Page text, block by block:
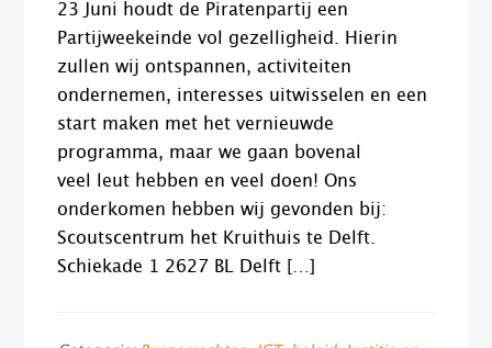
23 Juni houdt de Piratenpartij een
Partijweekeinde vol gezelligheid. Hierin
zullen wij ontspannen, activiteiten
ondernemen, interesses uitwisselen en een
start maken met het vernieuwde
programma, maar we gaan bovenal
veel leut hebben en veel doen! Ons
onderkomen hebben wij gevonden bij:
Scoutscentrum het Kruithuis te Delft.
Schiekade 1 2627 BL Delft […]